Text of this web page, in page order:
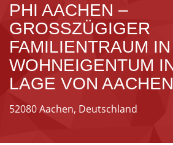
PHI AACHEN –
GROSSZÜGIGER F
AMILIENTRAUM IN W
OHNEIGENTUM IN
AGE VON
52080 Aachen, Deutschland